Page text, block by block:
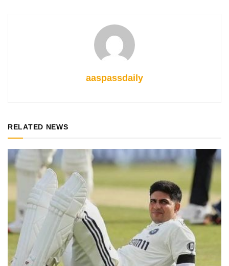
aaspassdaily
RELATED NEWS